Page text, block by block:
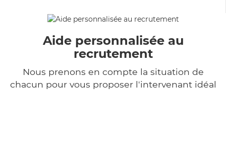
Aide personnalisée au
recrutement
Nous prenons en compte la situation de
chacun pour vous proposer l'intervenant idéal